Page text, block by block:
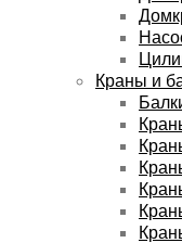
Краны и